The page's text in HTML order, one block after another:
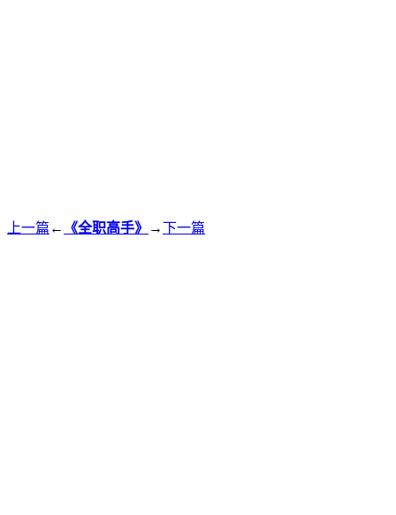
上一篇 ← 《全职高手》 →下一篇